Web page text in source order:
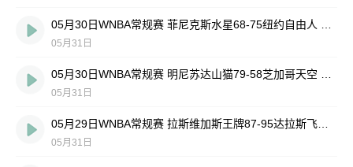
05月31日
05月31日
05月31日